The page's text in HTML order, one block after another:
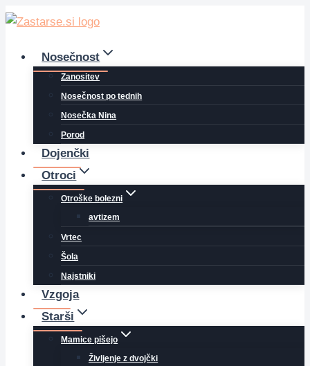
Skip
contentNosečnost
Zanositev
Nosečnost po tednih
Nosečka Nina
Porod
Dojenčki
Otroci
Otroške bolezni
avtizem
Vrtec
Šola
Najstniki
Vzgoja
Starši
Mamice pišejo
Življenje z dvojčki